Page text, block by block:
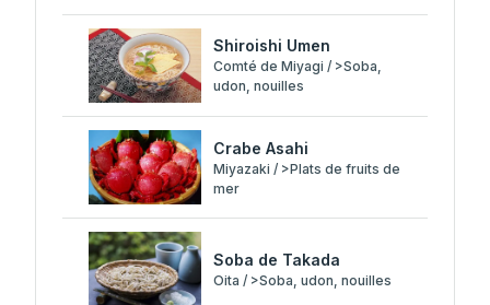
Shiroishi Umen
Comté de Miyagi / >Soba,
udon, nouilles
Crabe Asahi
Miyazaki / >Plats de fruits de
mer
Soba de Takada
Oita / >Soba, udon, nouilles